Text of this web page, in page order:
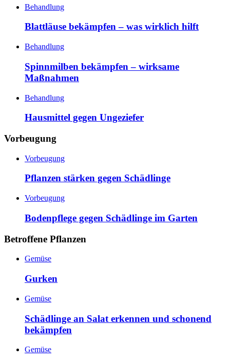
Behandlung
Blattläuse bekämpfen – was wirklich hilft
Behandlung
Spinnmilben bekämpfen – wirksame
Maßnahmen
Behandlung
Hausmittel gegen Ungeziefer
Vorbeugung
Vorbeugung
Pflanzen stärken gegen Schädlinge
Vorbeugung
Bodenpflege gegen Schädlinge im Garten
Betroffene Pflanzen
Gemüse
Gurken
Gemüse
Schädlinge an Salat erkennen und schonend
bekämpfen
Gemüse